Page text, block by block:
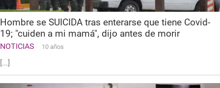
Hombre se SUICIDA tras enterarse que tiene Covid-
19; "cuiden a mi mamá", dijo antes de morir
NOTICIAS 10 años
[...]